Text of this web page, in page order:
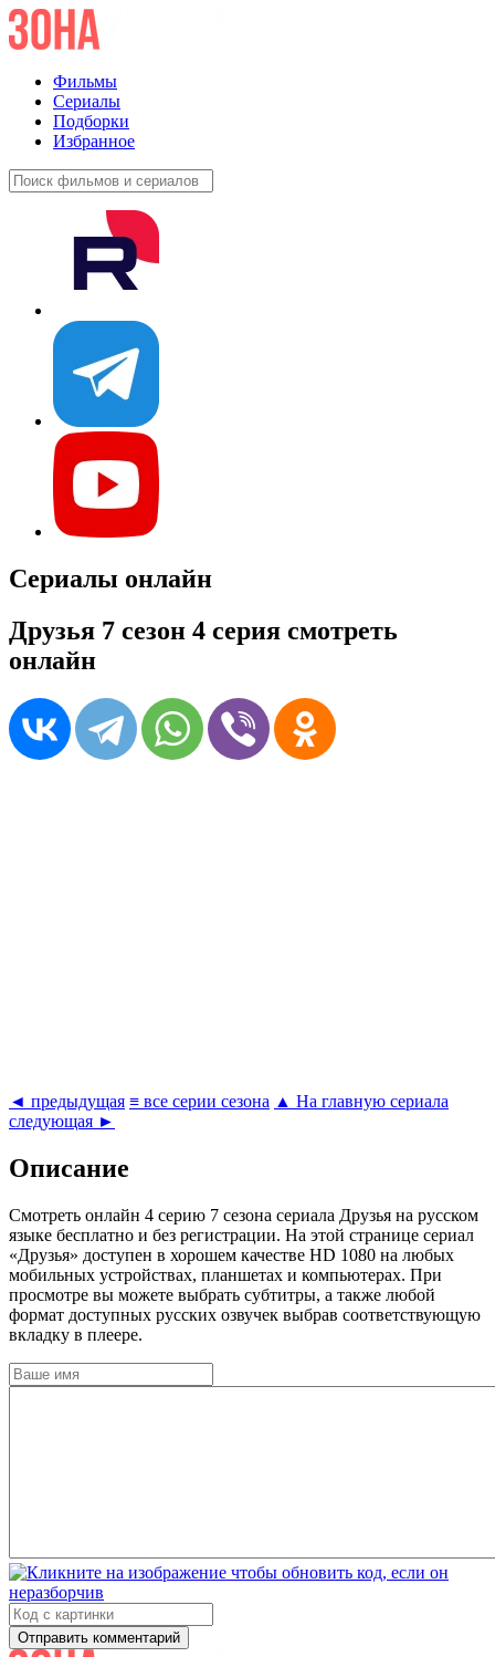
Фильмы
Сериалы
Подборки
Избранное
Сериалы онлайн
Друзья 7 сезон 4 серия смотреть
онлайн
◄ предыдущая ≡ все серии сезона ▲ На главную сериала
следующая ►
Описание
Cмотреть онлайн 4 серию 7 сезона сериала Друзья на русском
языке бесплатно и без регистрации. На этой странице сериал
«Друзья» доступен в хорошем качестве HD 1080 на любых
мобильных устройствах, планшетах и компьютерах. При
просмотре вы можете выбрать субтитры, а также любой
формат доступных русских озвучек выбрав соответствующую
вкладку в плеере.
Отправить комментарий